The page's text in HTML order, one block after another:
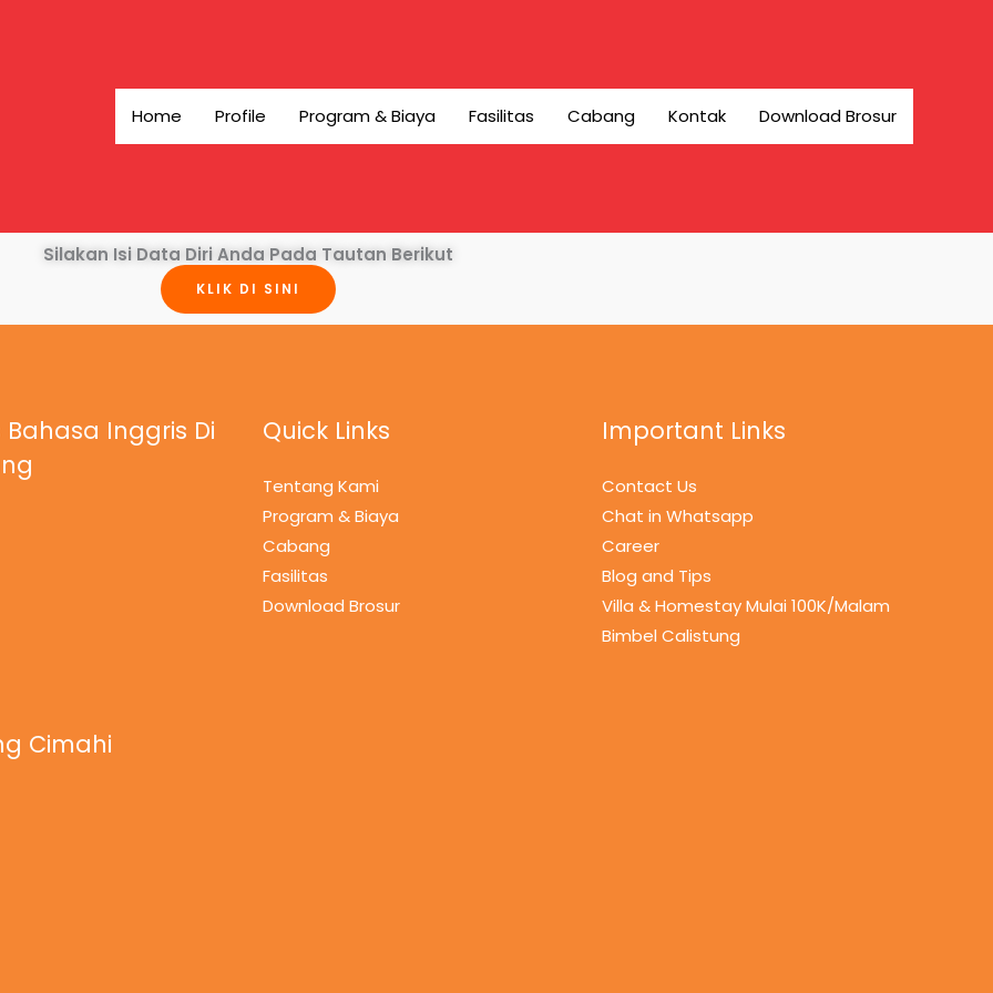
Home
Profile Program & Biaya Fasilitas Cabang Kontak Download Brosur
Silakan Isi Data Diri Anda Pada Tautan Berikut
KLIK DI SINI
Bahasa Inggris Di
Cimahi
Quick Links
Tentang Kami
Program & Biaya
Cabang
Fasilitas
Download Brosur
Important Links
Contact Us
Chat in Whatsapp
Career
Blog and Tips
Villa & Homestay Mulai 100K/Malam
Bimbel Calistung